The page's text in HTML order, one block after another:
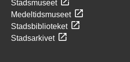
Stadsmuseet
Medeltidsmuseet
Stadsbiblioteket
Stadsarkivet